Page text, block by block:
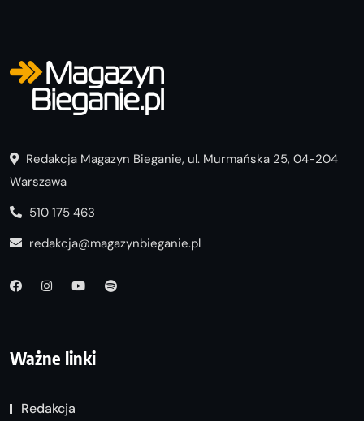
Redakcja Magazyn Bieganie, ul. Murmańska 25, 04-204
Warszawa
510 175 463
redakcja@magazynbieganie.pl
Ważne linki
Redakcja